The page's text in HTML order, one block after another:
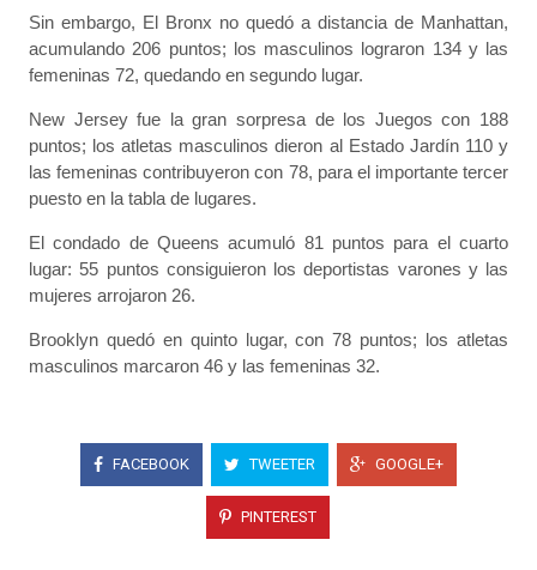
Sin embargo, El Bronx no quedó a distancia de Manhattan,
acumulando 206 puntos; los masculinos lograron 134 y las
femeninas 72, quedando en segundo lugar.
New Jersey fue la gran sorpresa de los Juegos con 188
puntos; los atletas masculinos dieron al Estado Jardín 110 y
las femeninas contribuyeron con 78, para el importante tercer
puesto en la tabla de lugares.
El condado de Queens acumuló 81 puntos para el cuarto
lugar: 55 puntos consiguieron los deportistas varones y las
mujeres arrojaron 26.
Brooklyn quedó en quinto lugar, con 78 puntos; los atletas
masculinos marcaron 46 y las femeninas 32.
FACEBOOK TWEETER GOOGLE+
PINTEREST